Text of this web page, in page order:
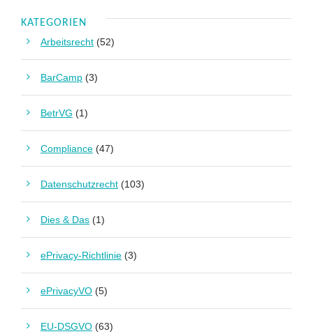
KATEGORIEN
Arbeitsrecht (52)
BarCamp (3)
BetrVG (1)
Compliance (47)
Datenschutzrecht (103)
Dies & Das (1)
ePrivacy-Richtlinie (3)
ePrivacyVO (5)
EU-DSGVO (63)